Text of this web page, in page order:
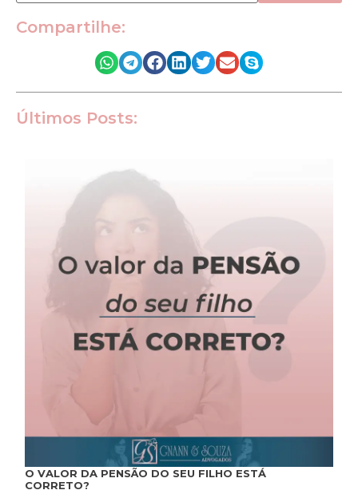
Compartilhe:
Últimos Posts:
O VALOR DA PENSÃO DO SEU FILHO ESTÁ
CORRETO?